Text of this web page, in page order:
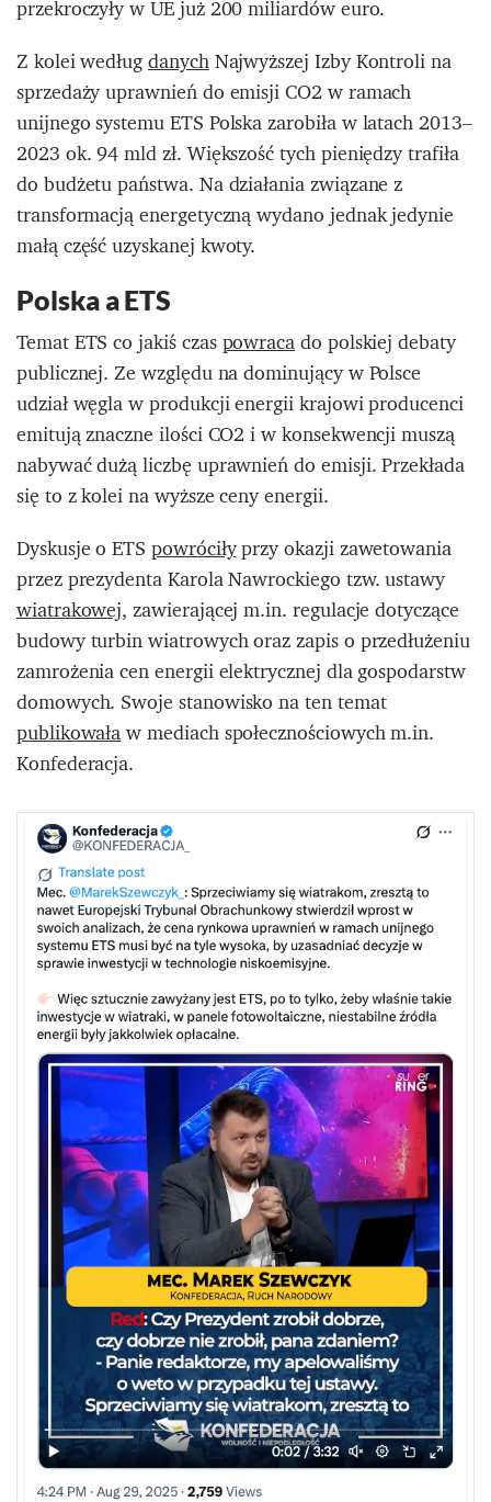
przekroczyły w UE już 200 miliardów euro.
Z kolei wedługdanychNajwyższej Izby Kontroli na
sprzedaży uprawnień do emisji CO2 w ramach
unijnego systemu ETS Polska zarobiła w latach 2013–
2023 ok. 94 mld zł. Większość tych pieniędzy trafiła
do budżetu państwa. Na działania związane z
transformacją energetyczną wydano jednak jedynie
małą część uzyskanej kwoty.
Polska a ETS
Temat ETS co jakiś czaspowracado polskiej debaty
publicznej. Ze względu na dominujący w Polsce
udział węgla w produkcji energii krajowi producenci
emitują znaczne ilości CO2 i w konsekwencji muszą
nabywać dużą liczbę uprawnień do emisji. Przekłada
się to z kolei na wyższe ceny energii.
Dyskusje o ETSpowróciłyprzy okazji zawetowania
przez prezydenta Karola Nawrockiego tzw. ustawy
wiatrakowej, zawierającej m.in. regulacje dotyczące
budowy turbin wiatrowych oraz zapis o przedłużeniu
zamrożenia cen energii elektrycznej dla gospodarstw
domowych. Swoje stanowisko na ten temat
publikowaław mediach społecznościowych m.in.
Konfederacja.